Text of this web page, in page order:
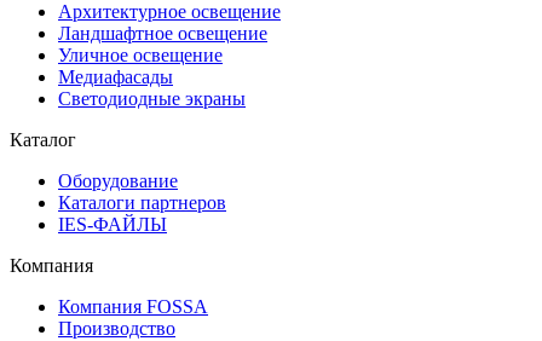
Архитектурное освещение
Ландшафтное освещение
Уличное освещение
Медиафасады
Светодиодные экраны
Каталог
Оборудование
Каталоги партнеров
IES-ФАЙЛЫ
Компания
Компания FOSSA
Производство